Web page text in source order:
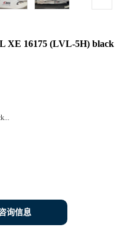
XE 16175 (LVL-5H) black
询信息